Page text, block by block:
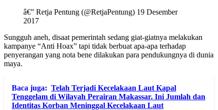
â€” Retja Pentung (@RetjaPentung) 19 Desember
2017
Sungguh aneh, disaat pemerintah sedang giat-giatnya melakukan
kampanye “Anti Hoax” tapi tidak berbuat apa-apa terhadap
penyerangan yang nota bene dilakukan para pendukungnya di dunia
maya.
Baca juga: Telah Terjadi Kecelakaan Laut Kapal
Tenggelam di Wilayah Perairan Makassar. Ini Jumlah dan
Identitas Korban Meninggal Kecelakaan Laut